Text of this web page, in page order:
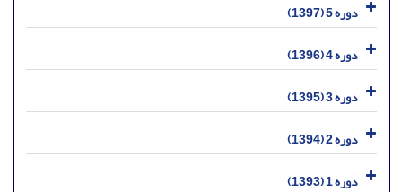
دوره 5 (1397)
دوره 4 (1396)
دوره 3 (1395)
دوره 2 (1394)
دوره 1 (1393)